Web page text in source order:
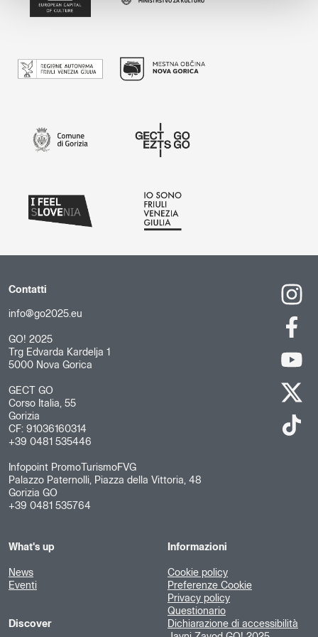
Contatti
info@go2025.eu
GO! 2025
Trg Edvarda Kardelja 1
5000 Nova Gorica
GECT GO
Corso Italia, 55
Gorizia
CF: 91036160314
+39 0481 535446
Infopoint PromoTurismoFVG
Palazzo Paternolli, Piazza della Vittoria, 48
Gorizia GO
+39 0481 535764
What's up
News
Eventi
Discover
Informazioni
Cookie policy
Preferenze Cookie
Privacy policy
Questionario
Dichiarazione di accessibilità